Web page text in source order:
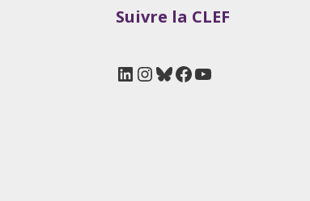
Suivre la CLEF
LinkedIn
Instagram
Bluesky
Facebook
YouTube